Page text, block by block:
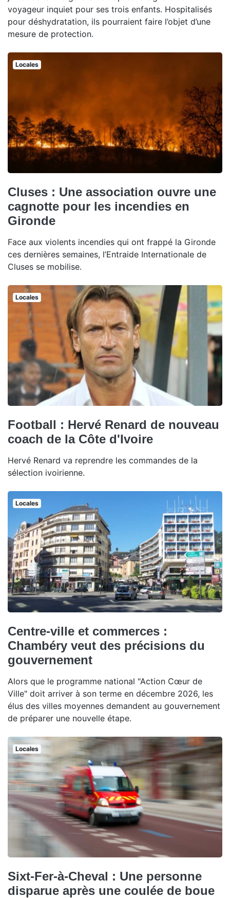
voyageur inquiet pour ses trois enfants. Hospitalisés
pour déshydratation, ils pourraient faire l’objet d’une
mesure de protection.
Locales
Cluses : Une association ouvre une
cagnotte pour les incendies en
Gironde
Face aux violents incendies qui ont frappé la Gironde
ces dernières semaines, l’Entraide Internationale de
Cluses se mobilise.
Locales
Football : Hervé Renard de nouveau
coach de la Côte d'Ivoire
Hervé Renard va reprendre les commandes de la
sélection ivoirienne.
Locales
Centre-ville et commerces :
Chambéry veut des précisions du
gouvernement
Alors que le programme national "Action Cœur de
Ville" doit arriver à son terme en décembre 2026, les
élus des villes moyennes demandent au gouvernement
de préparer une nouvelle étape.
Locales
Sixt-Fer-à-Cheval : Une personne
disparue après une coulée de boue